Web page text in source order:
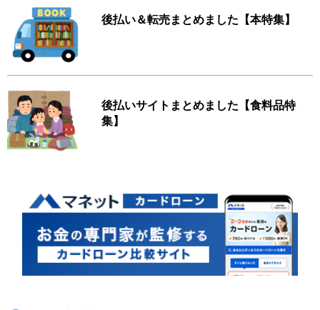
後払い＆転売まとめました【本特集】
後払いサイトまとめました【食料品特
集】